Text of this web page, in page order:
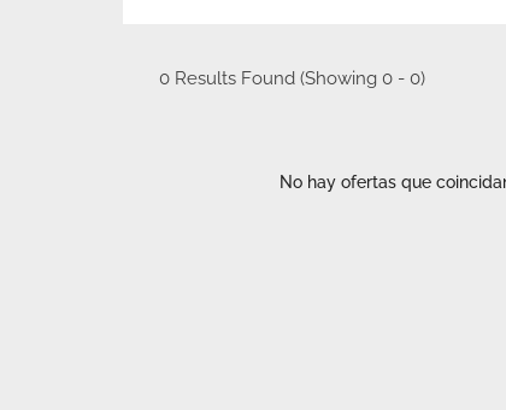
0 Results Found (Showing 0 - 0)
No hay ofertas que